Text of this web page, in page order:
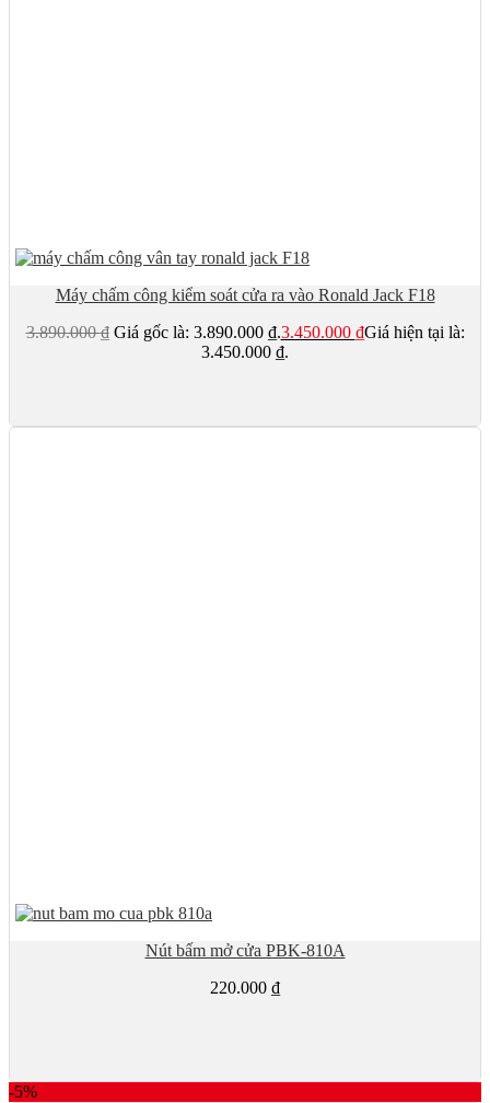
Máy chấm công kiểm soát cửa ra vào Ronald Jack F18
3.890.000₫ Giá gốc là: 3.890.000 ₫.3.450.000 ₫Giá hiện tại là:
3.450.000 ₫.
Nút bấm mở cửa PBK-810A
220.000 ₫
-5%